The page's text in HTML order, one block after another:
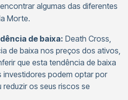
algumas das diferentes
Morte.
de baixa: Death Cross,
de baixa nos preços dos ativos,
que esta tendência de baixa
investidores podem optar por
os seus riscos se